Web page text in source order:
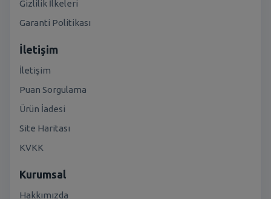
Gizlilik İlkeleri
Garanti Politikası
İletişim
İletişim
Puan Sorgulama
Ürün İadesi
Site Haritası
KVKK
Kurumsal
Hakkımızda